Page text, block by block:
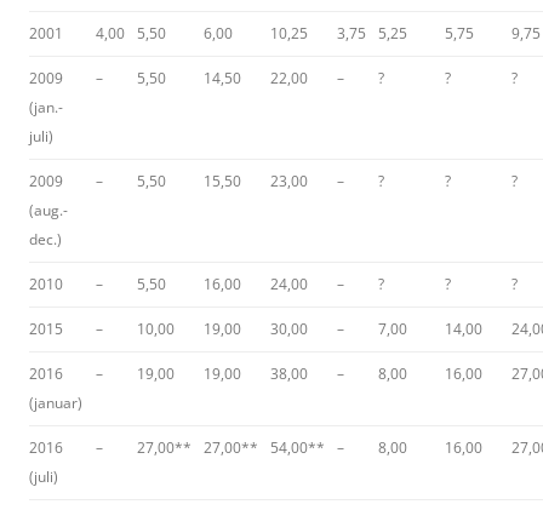
2001 4,00 5,50 6,00 10,25 3,75 5,25 5,75 9,75
2009
(jan.-
juli)
– 5,50 14,50 22,00 – ? ? ?
2009
(aug.-
dec.)
– 5,50 15,50 23,00 – ? ? ?
2010 – 5,50 16,00 24,00 – ? ? ?
2015 – 10,00 19,00 30,00 – 7,00 14,00
2016
(januar)
– 19,00 19,00 38,00 – 8,00 16,00
2016
(juli)
– 27,00** 27,00** 54,00** – 8,00 16,00